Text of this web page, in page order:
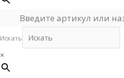
Искать
×